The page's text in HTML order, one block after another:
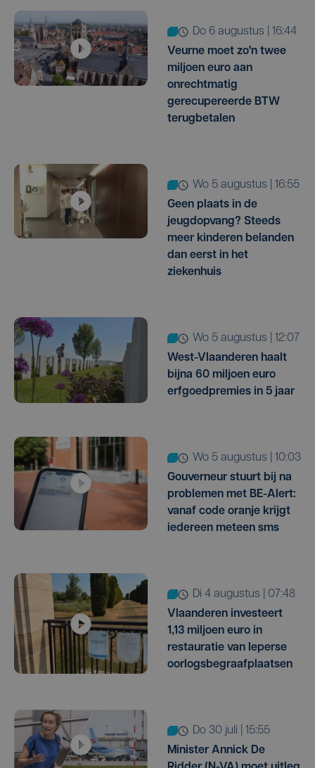
do 6 augustus | 16:44
Veurne moet zo'n twee
miljoen euro aan
onrechtmatig
gerecupereerde BTW
terugbetalen
wo 5 augustus | 16:55
Geen plaats in de
jeugdopvang? Steeds
meer kinderen belanden
dan eerst in het
ziekenhuis
wo 5 augustus | 12:07
West-Vlaanderen haalt
bijna 60 miljoen euro
erfgoedpremies in 5 jaar
wo 5 augustus | 10:03
Gouverneur stuurt bij na
problemen met BE-Alert:
vanaf code oranje krijgt
iedereen meteen sms
di 4 augustus | 07:48
Vlaanderen investeert
1,13 miljoen euro in
restauratie van Ieperse
oorlogsbegraafplaatsen
do 30 juli | 15:55
Minister Annick De